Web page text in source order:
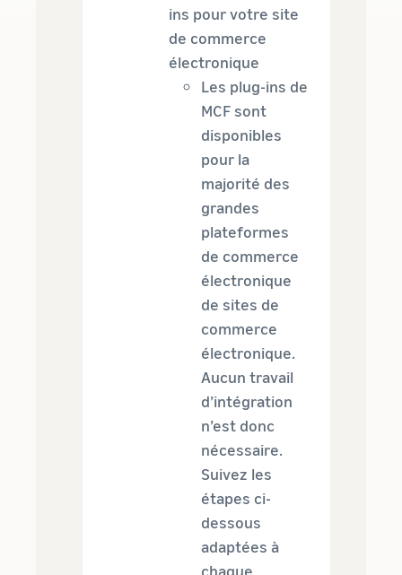
ins pour votre site
de commerce
électronique
Les plug-ins de
MCF sont
disponibles
pour la
majorité des
grandes
plateformes
de commerce
électronique
de sites de
commerce
électronique.
Aucun travail
d’intégration
n’est donc
nécessaire.
Suivez les
étapes ci-
dessous
adaptées à
chaque